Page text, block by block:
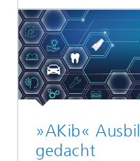
»AKib«
gedacht